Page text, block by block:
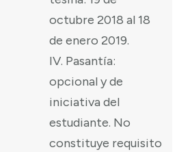
octubre 2018 al 18
de enero 2019.
IV. Pasantía:
opcional y de
iniciativa del
estudiante. No
constituye requisito